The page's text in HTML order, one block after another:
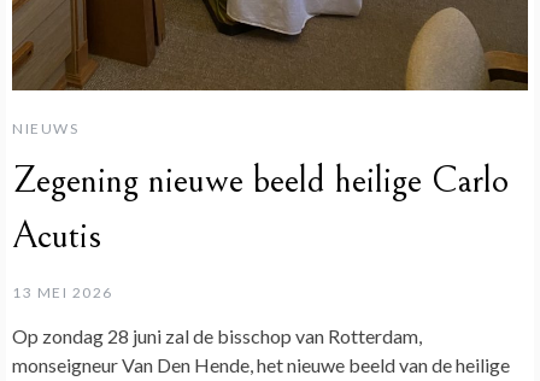
NIEUWS
Zegening nieuwe beeld heilige Carlo
Acutis
13 MEI 2026
Op zondag 28 juni zal de bisschop van Rotterdam,
monseigneur Van Den Hende, het nieuwe beeld van de heilige